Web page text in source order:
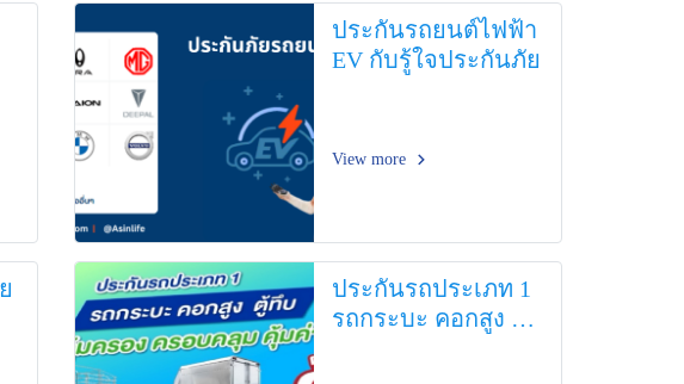
ประกันรถยนต์ไฟฟ้า
EV กับรู้ใจประกันภัย
View more
ประกันรถประเภท 1
รถกระบะ คอกสูง ตู้